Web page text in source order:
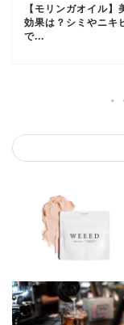
【モリンガオイル
効果は？シミやニキ
で...